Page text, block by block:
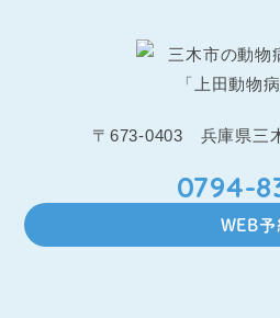
〒673-0403 兵庫県三
0794-
WEB予